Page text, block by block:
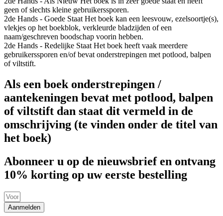
geen of slechts kleine gebruikerssporen.
2de Hands - Goede Staat Het boek kan een leesvouw, ezelsoortje(s),
vlekjes op het boekblok, verkleurde bladzijden of een
naam/geschreven boodschap voorin hebben.
2de Hands - Redelijke Staat Het boek heeft vaak meerdere
gebruikerssporen en/of bevat onderstrepingen met potlood, balpen
of viltstift.
Als een boek onderstrepingen /
aantekeningen bevat met potlood, balpen
of viltstift dan staat dit vermeld in de
omschrijving (te vinden onder de titel van
het boek)
Abonneer u op de nieuwsbrief en ontvang
10% korting op uw eerste bestelling
Aanmelden